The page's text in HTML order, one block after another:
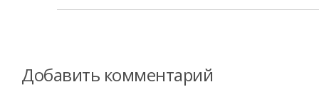
Добавить комментарий